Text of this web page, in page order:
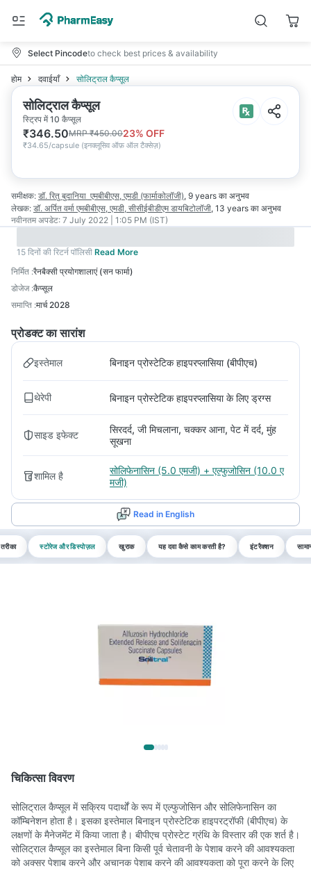
Select Pincodeto check best prices & availability
होम दवाईयाँ सोलिट्राल कैप्सूल
सोलिट्राल कैप्सूल
स्ट्रिप में 10 कैप्सूल
₹346.50MRP₹450.0023% OFF
₹34.65/capsule (इनक्लूसिव ऑफ़ ऑल टैक्सेज़)
समीक्षक: डॉ. रितु बुदानिया एमबीबीएस, एमडी (फार्माकोलॉजी), 9 years का अनुभव
लेखक: डॉ. अर्पित वर्मा एमबीबीएस, एमडी, सीसीईबीडीएम डायबिटोलॉजी, 13 years का अनुभव
नवीनतम अपडेट: 7 July 2022 | 1:05 PM (IST)
15 दिनों की रिटर्न पॉलिसी Read More
निर्मित :रैनबैक्सी प्रयोगशालाएं (सन फार्मा)
डोजेज :कैप्सूल
समाप्ति :मार्च 2028
प्रोडक्ट का सारांश
इस्तेमाल बिनाइन प्रोस्टेटिक हाइपरप्लासिया (बीपीएच)
थेरेपी बिनाइन प्रोस्टेटिक हाइपरप्लासिया के लिए ड्रग्स
साइड इफेक्ट
सिरदर्द, जी मिचलाना, चक्कर आना, पेट में दर्द, मुंह
सूखना
शामिल है
सोलिफेनासिन (5.0 एमजी) + एल्फुजोसिन (10.0 ए
मजी)
Read in English
स्टोरेज और डिस्पोज़ल खुराक यह दवा कैसे काम करती है? इंटरैक्शन
चिकित्सा विवरण
सोलिट्राल कैप्सूल में सक्रिय पदार्थों के रूप में एल्फुजोसिन और सोलिफेनासिन का
कॉम्बिनेशन होता है। इसका इस्तेमाल बिनाइन प्रोस्टेटिक हाइपरट्रॉफी (बीपीएच) के
लक्षणों के मैनेजमेंट में किया जाता है। बीपीएच प्रोस्टेट ग्रंथि के विस्तार की एक शर्त है।
सोलिट्राल कैप्सूल का इस्तेमाल बिना किसी पूर्व चेतावनी के पेशाब करने की आवश्यकता
को अक्सर पेशाब करने और अचानक पेशाब करने की आवश्यकता को पूरा करने के लिए